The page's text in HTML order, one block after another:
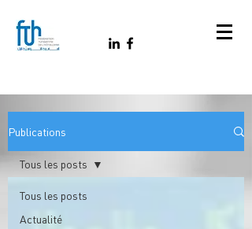
Publications
Tous les posts
Actualité
Tous les posts